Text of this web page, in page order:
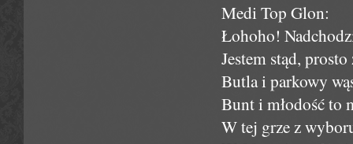
Medi Top Glon:
Łohoho!
Jestem stąd, prosto
Butla i parkowy
Bunt i młodość to
W tej grze z